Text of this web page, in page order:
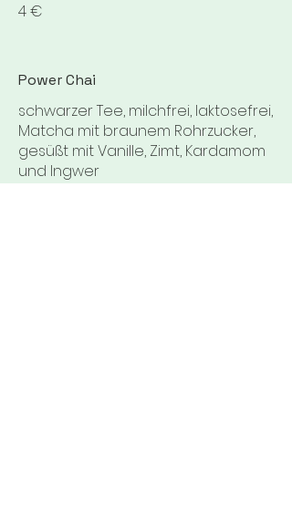
4 €
Power Chai
schwarzer Tee, milchfrei, laktosefrei,
Matcha mit braunem Rohrzucker,
gesüßt mit Vanille, Zimt, Kardamom
und Ingwer